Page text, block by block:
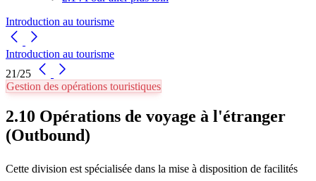
Introduction au tourisme
Introduction au tourisme
21/25
Gestion des opérations touristiques
2.10 Opérations de voyage à l'étranger
(Outbound)
Cette division est spécialisée dans la mise à disposition de facilités